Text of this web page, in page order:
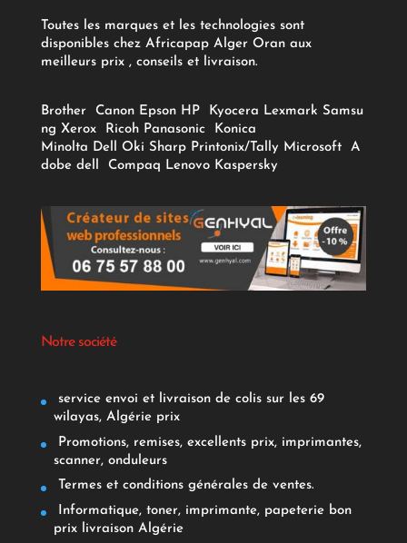
Toutes les marques et les technologies sont
disponibles chez Africapap Alger Oran aux
meilleurs prix , conseils et livraison.
Brother Canon Epson HP Kyocera Lexmark Samsu
ng Xerox Ricoh Panasonic
Konica
Minolta Dell Oki Sharp Printonix/Tally Microsoft
A
dobe dell Compaq Lenovo Kaspersky
Notre société
service envoi et livraison de colis sur les 69
wilayas, Algérie prix
Promotions, remises, excellents prix, imprimantes,
scanner, onduleurs
Termes et conditions générales de ventes.
Informatique, toner, imprimante, papeterie bon
prix livraison Algérie